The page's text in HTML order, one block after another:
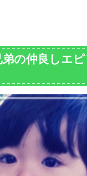
の仲良しエ